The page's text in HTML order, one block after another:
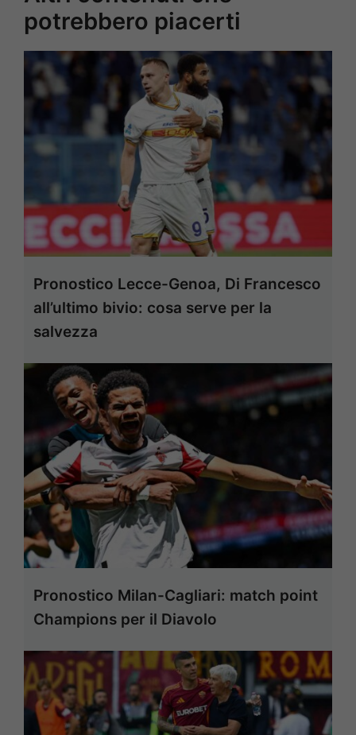
potrebbero piacerti
Pronostico Lecce-Genoa, Di Francesco
all’ultimo bivio: cosa serve per la
salvezza
Pronostico Milan-Cagliari: match point
Champions per il Diavolo